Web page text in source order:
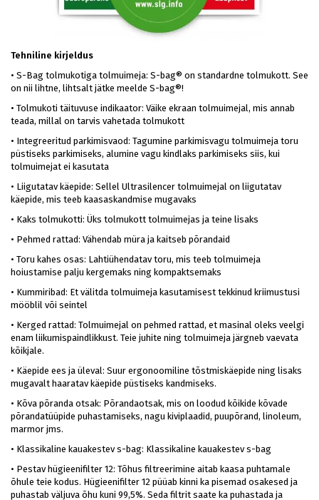
Tehniline kirjeldus
• S-Bag tolmukotiga tolmuimeja: S-bag® on standardne tolmukott. See
on nii lihtne, lihtsalt jätke meelde S-bag®!
• Tolmukoti täituvuse indikaator: Väike ekraan tolmuimejal, mis annab
teada, millal on tarvis vahetada tolmukott
• Integreeritud parkimisvaod: Tagumine parkimisvagu tolmuimeja toru
püstiseks parkimiseks, alumine vagu kindlaks parkimiseks siis, kui
tolmuimejat ei kasutata
• Liigutatav käepide: Sellel Ultrasilencer tolmuimejal on liigutatav
käepide, mis teeb kaasaskandmise mugavaks
• Kaks tolmukotti: Üks tolmukott tolmuimejas ja teine lisaks
• Pehmed rattad: Vähendab müra ja kaitseb põrandaid
• Toru kahes osas: Lahtiühendatav toru, mis teeb tolmuimeja
hoiustamise palju kergemaks ning kompaktsemaks
• Kummiribad: Et välitda tolmuimeja kasutamisest tekkinud kriimustusi
mööblil või seintel
• Kerged rattad: Tolmuimejal on pehmed rattad, et masinal oleks veelgi
enam liikumispaindlikkust. Teie juhite ning tolmuimeja järgneb vaevata
kõikjale.
• Käepide ees ja üleval: Suur ergonoomiline tõstmiskäepide ning lisaks
mugavalt haaratav käepide püstiseks kandmiseks.
• Kõva põranda otsak: Põrandaotsak, mis on loodud kõikide kõvade
põrandatüüpide puhastamiseks, nagu kiviplaadid, puupõrand, linoleum,
marmor jms.
• Klassikaline kauakestev s-bag: Klassikaline kauakestev s-bag
• Pestav hügieenifilter 12: Tõhus filtreerimine aitab kaasa puhtamale
õhule teie kodus. Hügieenifilter 12 püüab kinni ka pisemad osakesed ja
puhastab väljuva õhu kuni 99,5%. Seda filtrit saate ka puhastada ja